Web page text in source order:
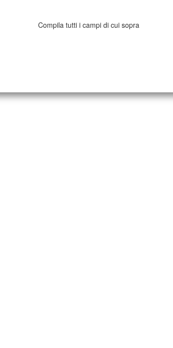
Compila tutti i campi di cui sopra